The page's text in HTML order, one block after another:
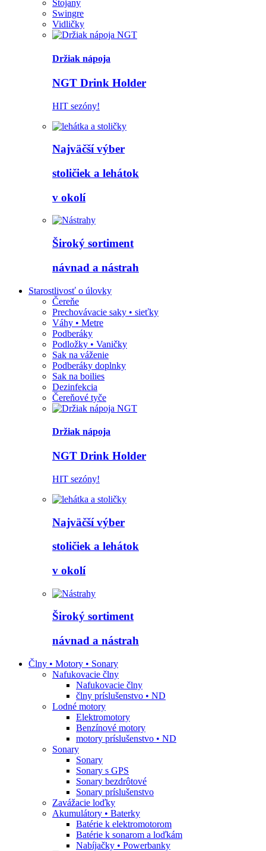
Stojany
Swingre
Vidličky
Držiak nápoja
NGT Drink Holder
HIT sezóny!
Najväčší výber
stoličiek a lehátok
v okolí
Široký sortiment
návnad a nástrah
Starostlivosť o úlovky
Čereňe
Prechovávacie saky • sieťky
Váhy • Metre
Podberáky
Podložky • Vaničky
Sak na váženie
Podberáky doplnky
Sak na boilies
Dezinfekcia
Čereňové tyče
Držiak nápoja
NGT Drink Holder
HIT sezóny!
Najväčší výber
stoličiek a lehátok
v okolí
Široký sortiment
návnad a nástrah
Člny • Motory • Sonary
Nafukovacie člny
Nafukovacie člny
člny príslušenstvo • ND
Lodné motory
Elektromotory
Benzínové motory
motory príslušenstvo • ND
Sonary
Sonary
Sonary s GPS
Sonary bezdrôtové
Sonary príslušenstvo
Zavážacie loďky
Akumulátory • Baterky
Batérie k elektromotorom
Batérie k sonarom a loďkám
Nabíjačky • Powerbanky